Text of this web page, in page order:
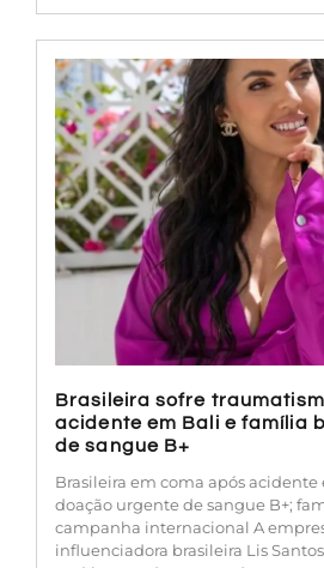
Brasileira sofre
acidente em Bali e família
de sangue B+
Brasileira em coma após
doação urgente de sangue B+;
campanha internacional A
influenciadora brasileira Lis